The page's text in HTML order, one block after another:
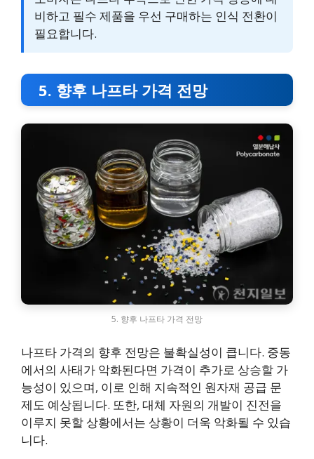
비하고 필수 제품을 우선 구매하는 인식 전환이
필요합니다.
5. 향후 나프타 가격 전망
5. 향후 나프타 가격 전망
나프타 가격의 향후 전망은 불확실성이 큽니다. 중동
에서의 사태가 악화된다면 가격이 추가로 상승할 가
능성이 있으며, 이로 인해 지속적인 원자재 공급 문
제도 예상됩니다. 또한, 대체 자원의 개발이 진전을
이루지 못할 상황에서는 상황이 더욱 악화될 수 있습
니다.